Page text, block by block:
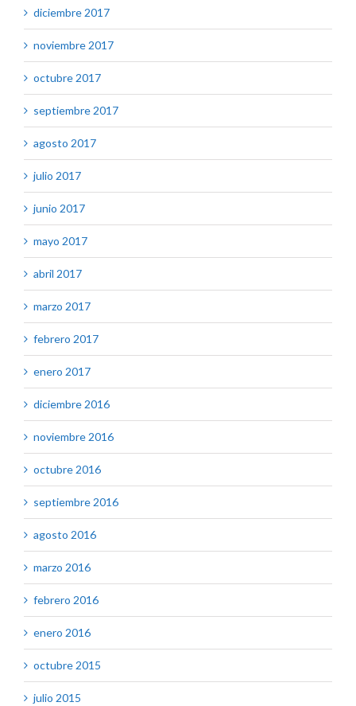
diciembre 2017
noviembre 2017
octubre 2017
septiembre 2017
agosto 2017
julio 2017
junio 2017
mayo 2017
abril 2017
marzo 2017
febrero 2017
enero 2017
diciembre 2016
noviembre 2016
octubre 2016
septiembre 2016
agosto 2016
marzo 2016
febrero 2016
enero 2016
octubre 2015
julio 2015